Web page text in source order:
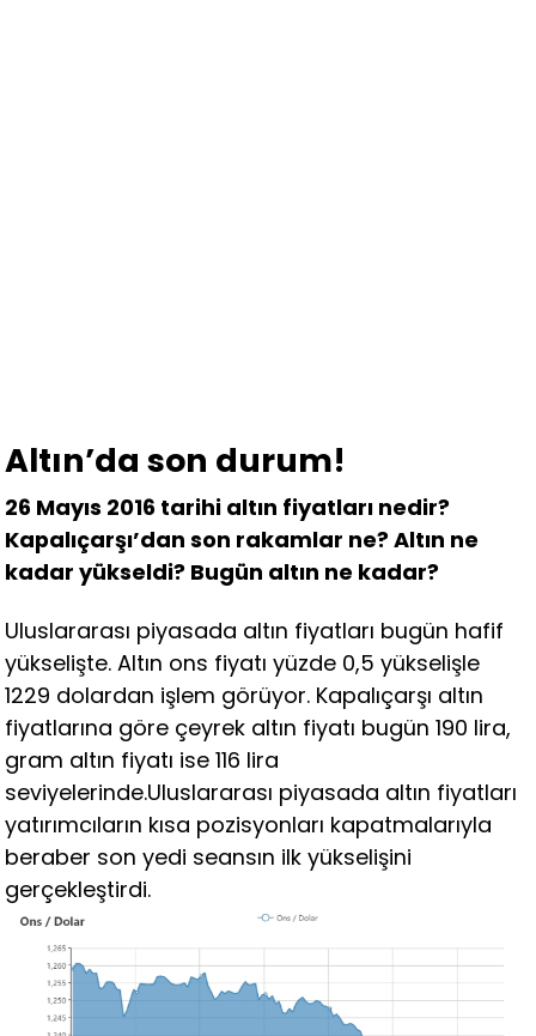
Altın’da son durum!
26 Mayıs 2016 tarihi altın fiyatları nedir?
Kapalıçarşı’dan son rakamlar ne? Altın ne
kadar yükseldi? Bugün altın ne kadar?
Uluslararası piyasada altın fiyatları bugün hafif
yükselişte. Altın ons fiyatı yüzde 0,5 yükselişle
1229 dolardan işlem görüyor. Kapalıçarşı altın
fiyatlarına göre çeyrek altın fiyatı bugün 190 lira,
gram altın fiyatı ise 116 lira
seviyelerinde.Uluslararası piyasada altın fiyatları
yatırımcıların kısa pozisyonları kapatmalarıyla
beraber son yedi seansın ilk yükselişini
gerçekleştirdi.